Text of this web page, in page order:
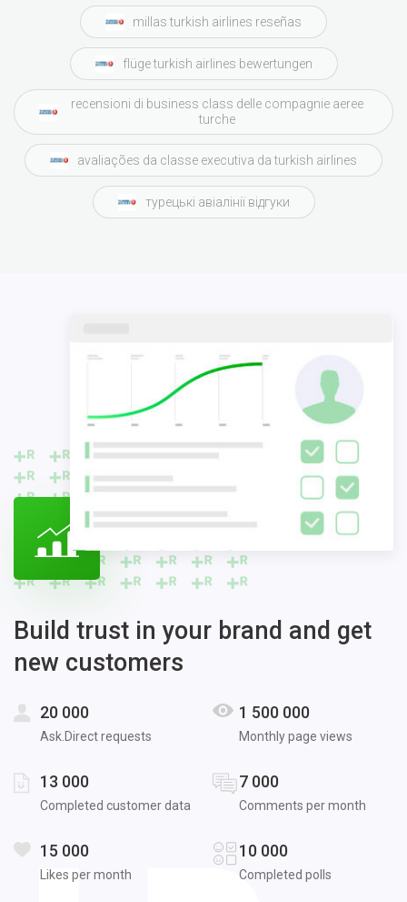
millas turkish airlines reseñas
flüge turkish airlines bewertungen
recensioni di business class delle compagnie aeree
turche
avaliações da classe executiva da turkish airlines
турецькі авіалінії відгуки
Build trust in your brand and get
new customers
20 000
Ask.Direct requests
1 500 000
Monthly page views
13 000
Completed customer data
7 000
Comments per month
15 000
Likes per month
10 000
Completed polls